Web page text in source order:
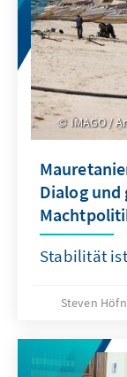
IMAGO /
Dialog
Stabilität
Steven